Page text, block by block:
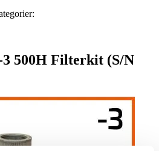
3 500H Filterkit (S/N